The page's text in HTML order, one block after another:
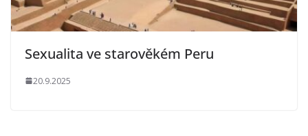
Sexualita ve starověkém Peru
20.9.2025